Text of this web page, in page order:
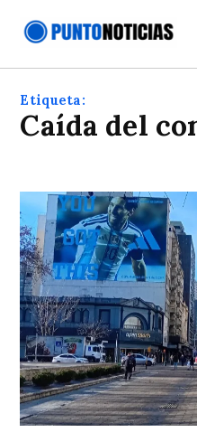
Etiqueta:
Caída del